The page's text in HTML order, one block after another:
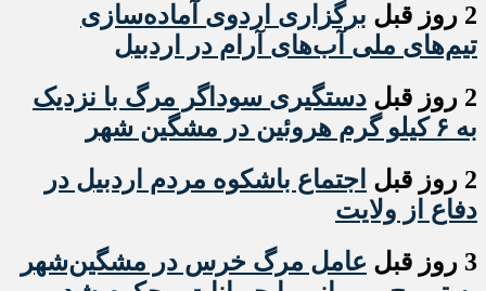
2 روز قبل
برگزاری اردوی آماده‌سازی
تیم‌های ملی آب‌های آرام در اردبیل
2 روز قبل
دستگیری سوداگر مرگ با نزدیک
به ۶ کیلو گرم هروئین در مشگین شهر
2 روز قبل
اجتماع باشکوه مردم اردبیل در
دفاع از ولایت
3 روز قبل
عامل مرگ خرس در مشگین‌شهر